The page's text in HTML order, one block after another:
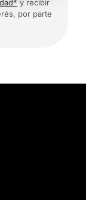
y recibir
por parte